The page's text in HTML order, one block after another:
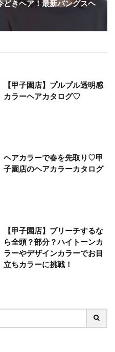
どきヘア！最新バングスヘ
【甲子園店】プルプル透明感
カラーヘアカタログ♡
ヘアカラーで春を先取り♡甲
子園店のヘアカラーカタログ
【甲子園店】ブリーチするな
ら全頭？部分？ハイトーンカ
ラーやデザインカラーでお目
立ちカラーに挑戦！